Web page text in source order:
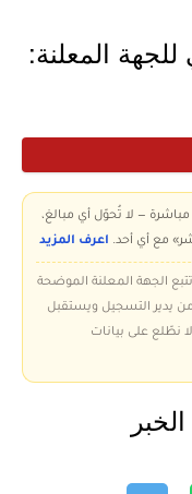
المعلنة:
مباشرة — لا تُحوّل أي مبالغ،
مع أي أحد. اعرف المزيد
تتبع الجهة المعلنة الموضحة
يدير التسجيل ويستقبل
نطّلع على بيانات